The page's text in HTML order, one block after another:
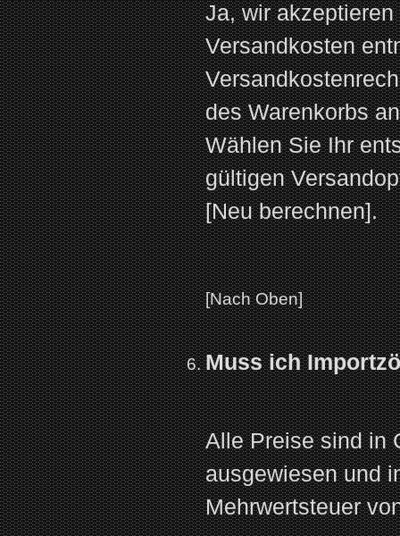
Ja, wir
Versandkosten
des Warenkorbs
Wählen Sie Ihr
gültigen
[Neu berechnen].
[Nach Oben]
Muss ich
Alle Preise sind in
ausgewiesen und
Mehrwertsteuer